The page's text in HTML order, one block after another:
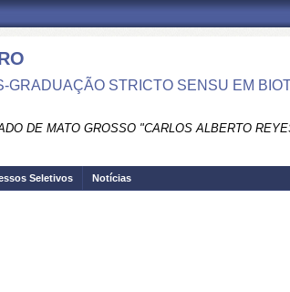
GRADUAÇÃO STRICTO SENSU EM
DE MATO GROSSO "CARLOS ALBERTO
Seletivos Notícias